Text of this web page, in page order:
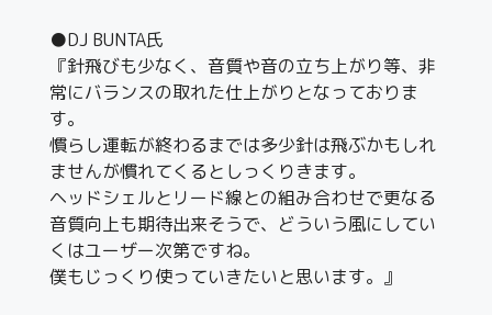
●DJ BUNTA氏
『針飛びも少なく、音質や音の立ち上がり等、非
常にバランスの取れた仕上がりとなっておりま
す。
慣らし運転が終わるまでは多少針は飛ぶかもしれ
ませんが慣れてくるとしっくりきます。
ヘッドシェルとリード線との組み合わせで更なる
音質向上も期待出来そうで、どういう風にしてい
くはユーザー次第ですね。
僕もじっくり使っていきたいと思います。』